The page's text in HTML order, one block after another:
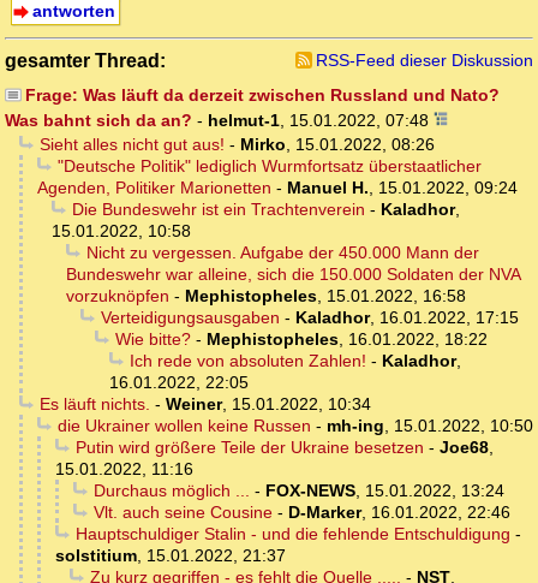
antworten
gesamter Thread:
RSS-Feed dieser Diskussion
Frage: Was läuft da derzeit zwischen Russland und Nato?
Was bahnt sich da an? - helmut-1, 15.01.2022, 07:48
Sieht alles nicht gut aus! - Mirko, 15.01.2022, 08:26
"Deutsche Politik" lediglich Wurmfortsatz überstaatlicher
Agenden, Politiker Marionetten - Manuel H., 15.01.2022, 09:24
Die Bundeswehr ist ein Trachtenverein - Kaladhor,
15.01.2022, 10:58
Nicht zu vergessen. Aufgabe der 450.000 Mann der
Bundeswehr war alleine, sich die 150.000 Soldaten der NVA
vorzuknöpfen - Mephistopheles, 15.01.2022, 16:58
Verteidigungsausgaben - Kaladhor, 16.01.2022, 17:15
Wie bitte?- Mephistopheles, 16.01.2022, 18:22
Ich rede von absoluten Zahlen! - Kaladhor,
16.01.2022, 22:05
Es läuft nichts. - Weiner, 15.01.2022, 10:34
die Ukrainer wollen keine Russen - mh-ing, 15.01.2022, 10:50
Putin wird größere Teile der Ukraine besetzen - Joe68,
15.01.2022, 11:16
Durchaus möglich ... - FOX-NEWS, 15.01.2022, 13:24
Vlt. auch seine Cousine- D-Marker, 16.01.2022, 22:46
Hauptschuldiger Stalin - und die fehlende Entschuldigung -
solstitium, 15.01.2022, 21:37
Zu kurz gegriffen - es fehlt die Quelle ..... - NST,